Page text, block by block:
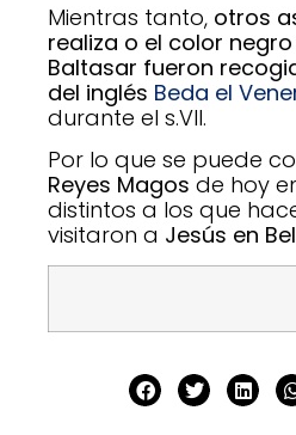
Mientras tanto, otros
realiza o el color
Baltasar fueron
del inglés Beda el
durante el s.VII.
Por lo que se puede
Reyes Magos de hoy
distintos a los que
visitaron a Jesús en